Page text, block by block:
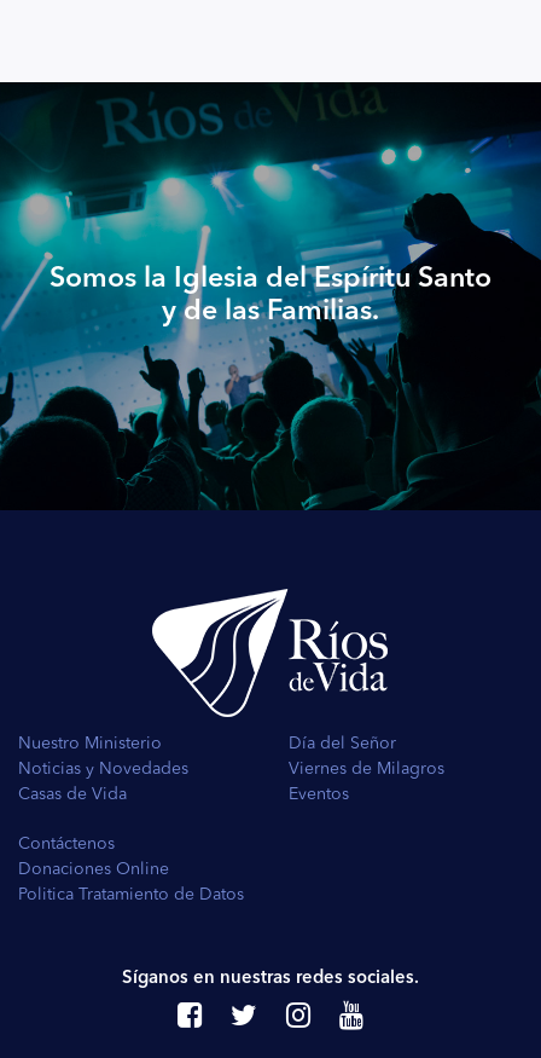
Somos la Iglesia del Espíritu Santo
y de las Familias.
Nuestro Ministerio
Noticias y Novedades
Casas de Vida
Día del Señor
Viernes de Milagros
Eventos
Contáctenos
Donaciones Online
Politica Tratamiento de Datos
Síganos en nuestras redes sociales.